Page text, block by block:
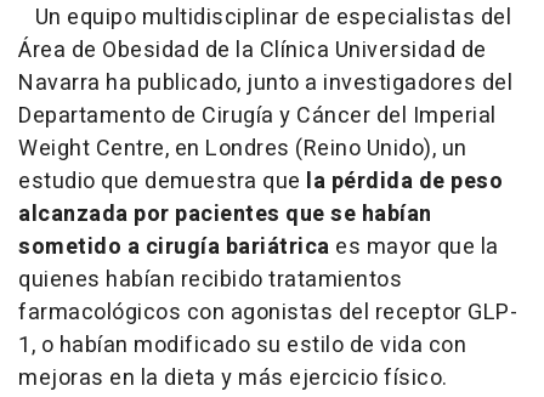
Un equipo multidisciplinar de especialistas del
Área de Obesidad de la Clínica Universidad de
Navarra ha publicado, junto a investigadores del
Departamento de Cirugía y Cáncer del Imperial
Weight Centre, en Londres (Reino Unido), un
estudio que demuestra que la pérdida de peso
alcanzada por pacientes que se habían
sometido a cirugía bariátrica es mayor que la
quienes habían recibido tratamientos
farmacológicos con agonistas del receptor GLP-
1, o habían modificado su estilo de vida con
mejoras en la dieta y más ejercicio físico.